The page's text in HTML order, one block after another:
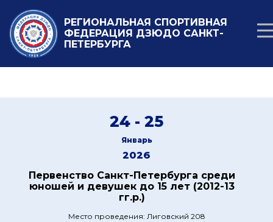
РЕГИОНАЛЬНАЯ СПОРТИВНАЯ
ФЕДЕРАЦИЯ ДЗЮДО САНКТ-
ПЕТЕРБУРГА
24 - 25
Январь
2026
Первенство Санкт-Петербурга среди
юношей и девушек до 15 лет (2012-13
гг.р.)
Место проведения: Лиговский 208